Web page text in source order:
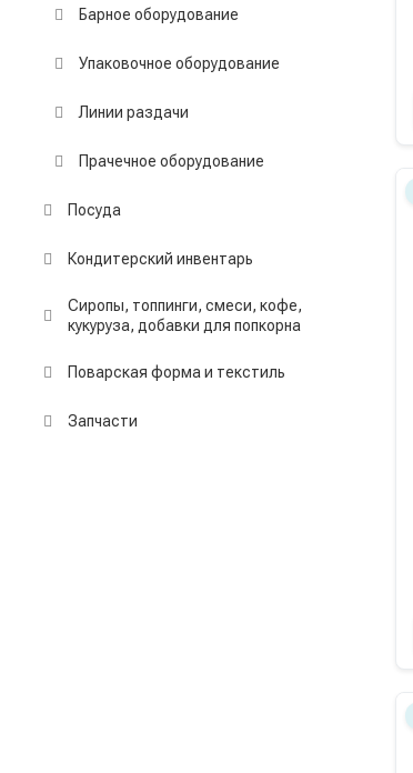
Барное оборудование
Упаковочное оборудование
Линии раздачи
Прачечное оборудование
Посуда
Кондитерский инвентарь
Сиропы, топпинги, смеси, кофе,
кукуруза, добавки для попкорна
Поварская форма и текстиль
Запчасти